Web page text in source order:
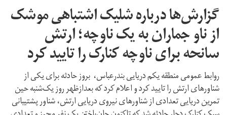
گزارش‌ها درباره شلیک اشتباهی موشک
از ناو جماران به یک ناوچه؛ ارتش
سانحه برای ناوچه کنارک را تایید کرد
روابط عمومی منطقه یکم دریایی بندرعباس، بروز حادثه برای یکی از
شناورهای ارتش را تایید کرد و اعلام کرد که بعدازظهر روز یک‌شنبه حین
تمرین دریایی تعدادی از شناورهای نیروی دریایی ارتش، شناور پشتیبانی